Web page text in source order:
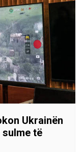
Ukrainën
të